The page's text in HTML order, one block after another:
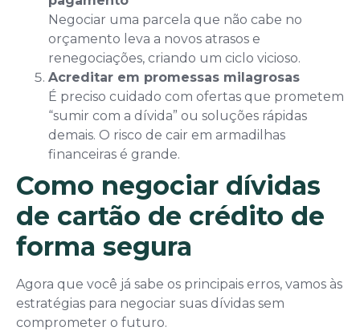
Negociar uma parcela que não cabe no
orçamento leva a novos atrasos e
renegociações, criando um ciclo vicioso.
Acreditar em promessas milagrosas
É preciso cuidado com ofertas que prometem
“sumir com a dívida” ou soluções rápidas
demais. O risco de cair em armadilhas
financeiras é grande.
Como negociar dívidas
de cartão de crédito de
forma segura
Agora que você já sabe os principais erros, vamos às
estratégias para negociar suas dívidas sem
comprometer o futuro.